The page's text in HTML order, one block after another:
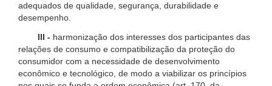
adequados de qualidade, segurança, durabilidade e
desempenho.
III - harmonização dos interesses dos participantes das
relações de consumo e compatibilização da proteção do
consumidor com a necessidade de desenvolvimento
econômico e tecnológico, de modo a viabilizar os princípios